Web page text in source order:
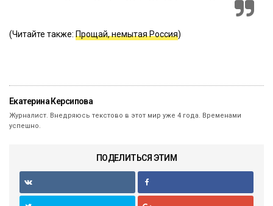
(Читайте также: Прощай, немытая Россия)
Екатерина Керсипова
Журналист. Внедряюсь текстово в этот мир уже 4 года. Временами
успешно.
ПОДЕЛИТЬСЯ ЭТИМ